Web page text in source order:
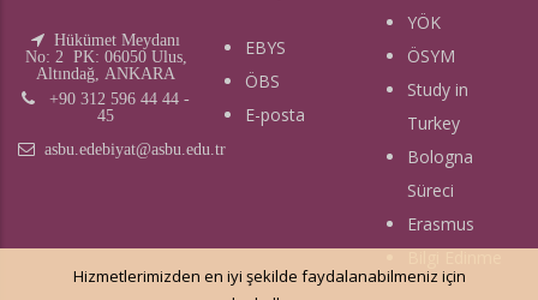
Hükümet Meydanı
No: 2 PK: 06050 Ulus,
Altındağ, ANKARA
+90 312 596 44 44 -
45
asbu.edebiyat@asbu.edu.tr
EBYS
ÖBS
E-posta
YÖK
ÖSYM
Study in
Turkey
Bologna
Süreci
Erasmus
Hizmetlerimizden en iyi şekilde faydalanabilmeniz için